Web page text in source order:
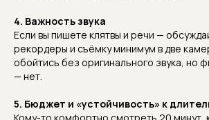
4. Важность звука
Если вы пишете клятвы и речи —
рекордеры и съёмку минимум в две
обойтись без оригинального звука, но
— нет.
5. Бюджет и «устойчивость» к